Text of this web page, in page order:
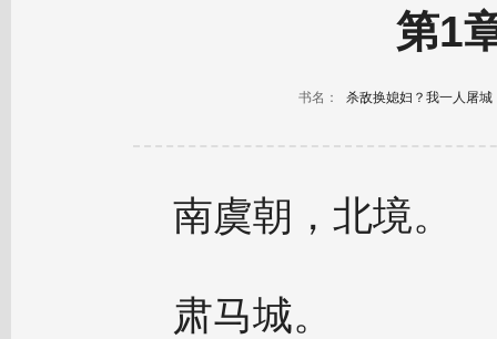
第1
书名： 杀敌换媳妇？我一人屠城
南虞朝，北境。
肃马城。